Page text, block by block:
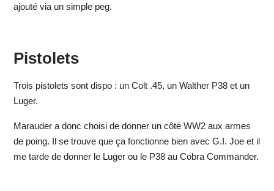
ajouté via un simple peg.
Pistolets
Trois pistolets sont dispo : un Colt .45, un Walther P38 et un
Luger.
Marauder a donc choisi de donner un côté WW2 aux armes
de poing. Il se trouve que ça fonctionne bien avec G.I. Joe et il
me tarde de donner le Luger ou le P38 au Cobra Commander.